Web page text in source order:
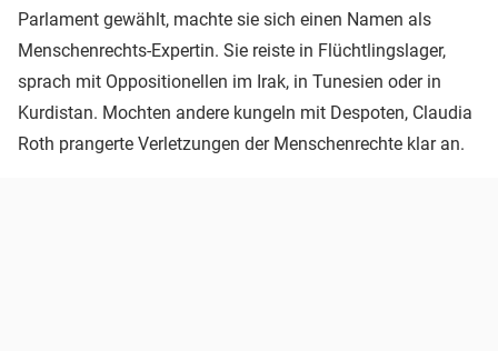
Parlament gewählt, machte sie sich einen Namen als
Menschenrechts-Expertin. Sie reiste in Flüchtlingslager,
sprach mit Oppositionellen im Irak, in Tunesien oder in
Kurdistan. Mochten andere kungeln mit Despoten, Claudia
Roth prangerte Verletzungen der Menschenrechte klar an.